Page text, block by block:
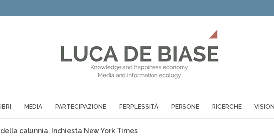
MEDIA PARTECIPAZIONE PERPLESSITÀ PERSONE RICERCHE VISIONI
della calunnia. Inchiesta New York Times